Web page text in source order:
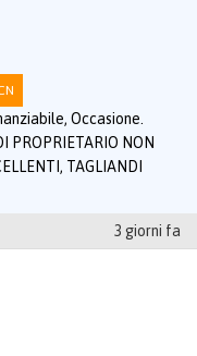
Occasione.
PROPRIETARIO NON
TAGLIANDI
3 giorni fa